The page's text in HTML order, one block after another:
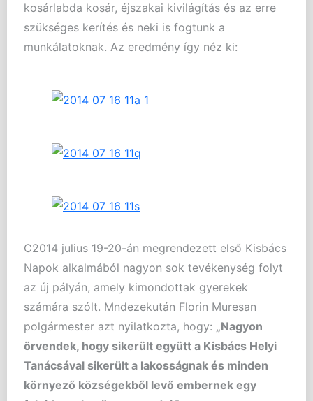
kosárlabda kosár, éjszakai kivilágítás és az erre
szükséges kerítés és neki is fogtunk a
munkálatoknak. Az eredmény így néz ki:
C2014 julius 19-20-án megrendezett első Kisbács
Napok alkalmából nagyon sok tevékenység folyt
az új pályán, amely kimondottak gyerekek
számára szólt. Mndezekután Florin Muresan
polgármester azt nyilatkozta, hogy: „Nagyon
örvendek, hogy sikerült együtt a Kisbács Helyi
Tanácsával sikerült a lakosságnak és minden
környező községekből levő embernek egy